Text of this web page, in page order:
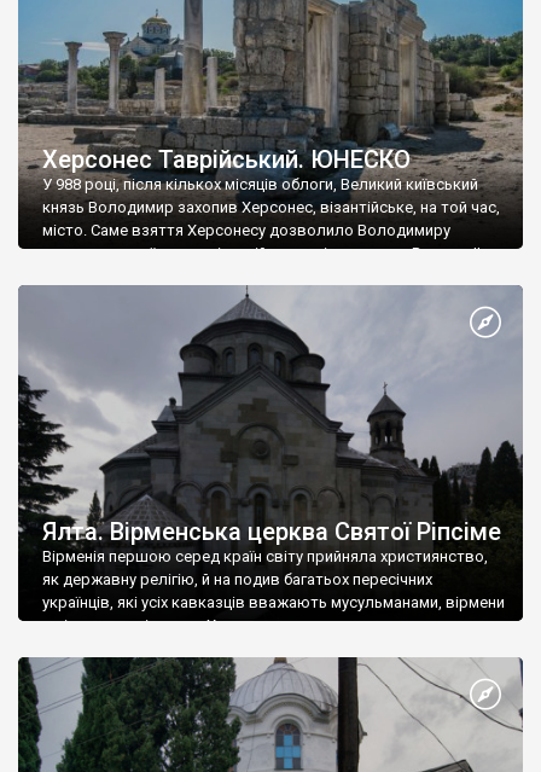
Херсонес Таврійський. ЮНЕСКО
У 988 році, після кількох місяців облоги, Великий київський
князь Володимир захопив Херсонес, візантійське, на той час,
місто. Саме взяття Херсонесу дозволило Володимиру
диктувати свої умови візантійському імператору Василю ІІ, та
Херсонесі Володимир-язичник, став Василем-християнином.
А потім було Хрещення Русі. На честь Херсонесу Таврійського
Ялта. Вірменська церква Святої Ріпсіме
Вірменія першою серед країн світу прийняла християнство,
як державну релігію, й на подив багатьох пересічних
українців, які усіх кавказців вважають мусульманами, вірмени
є відданими вірянами Христа